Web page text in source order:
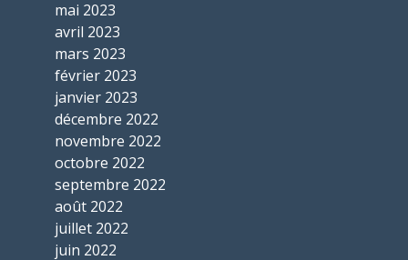
mai 2023
avril 2023
mars 2023
février 2023
janvier 2023
décembre 2022
novembre 2022
octobre 2022
septembre 2022
août 2022
juillet 2022
juin 2022